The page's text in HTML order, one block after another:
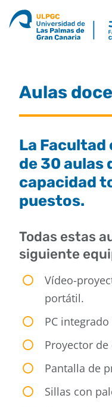
Saltar
Aulas
La Facultad
de 30 aulas
capacidad
puestos.
Todas estas
siguiente
Vídeo-
portátil.
PC
Proyector
Pantalla de
Sillas con